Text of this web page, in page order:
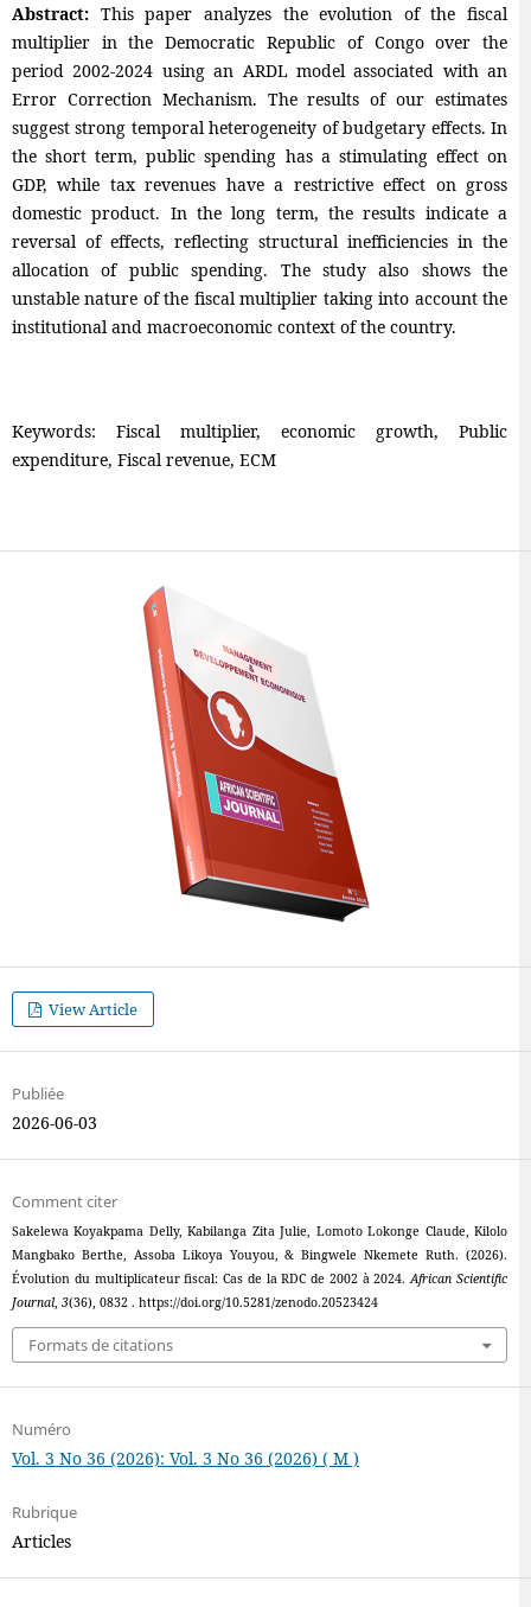
Abstract:This paper analyzes the evolution of the fiscal
multiplier in the Democratic Republic of Congo over the
period 2002-2024 using an ARDL model associated with an
Error Correction Mechanism. The results of our estimates
suggest strong temporal heterogeneity of budgetary effects. In
the short term, public spending has a stimulating effect on
GDP, while tax revenues have a restrictive effect on gross
domestic product. In the long term, the results indicate a
reversal of effects, reflecting structural inefficiencies in the
allocation of public spending. The study also shows the
unstable nature of the fiscal multiplier taking into account the
institutional and macroeconomic context of the country.
Keywords: Fiscal multiplier, economic growth, Public
expenditure, Fiscal revenue, ECM
View Article
Publiée
2026-06-03
Comment citer
Sakelewa Koyakpama Delly, Kabilanga Zita Julie, Lomoto Lokonge Claude, Kilolo
Mangbako Berthe, Assoba Likoya Youyou, & Bingwele Nkemete Ruth. (2026).
Évolution du multiplicateur fiscal: Cas de la RDC de 2002 à 2024.African Scientific
Journal, 3(36), 0832 . https://doi.org/10.5281/zenodo.20523424
Formats de citations
Numéro
Vol. 3 No 36 (2026): Vol. 3 No 36 (2026) ( M )
Rubrique
Articles